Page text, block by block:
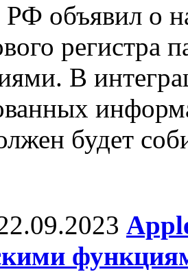
объявил о
регистра
В
будет